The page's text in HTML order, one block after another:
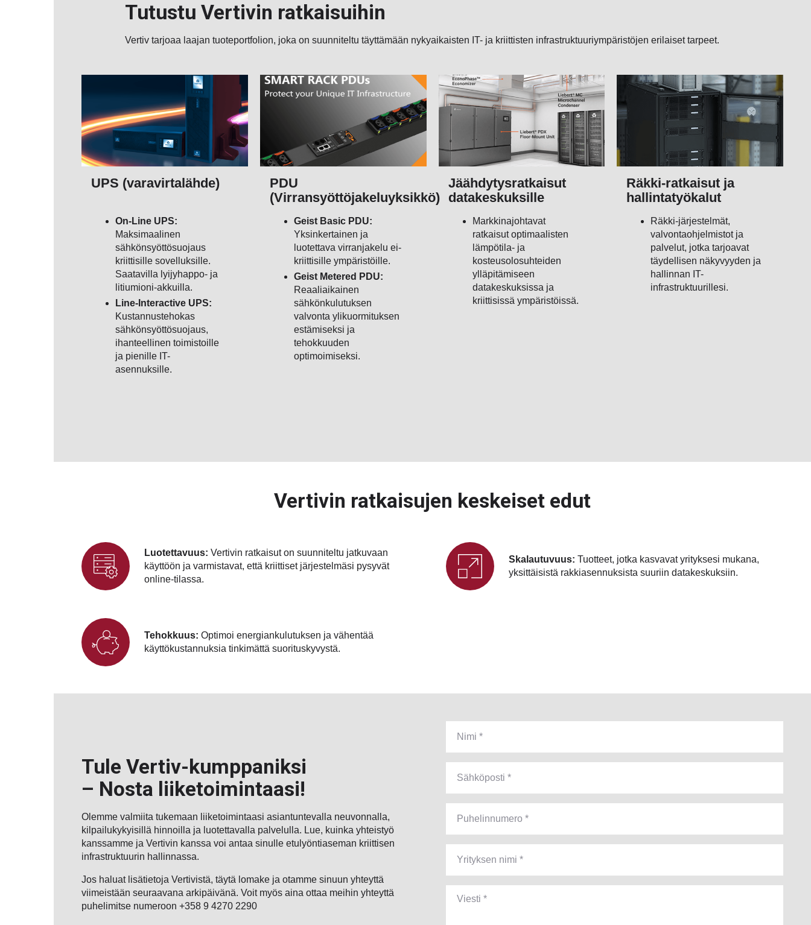
Tutustu Vertivin ratkaisuihin
Vertiv tarjoaa laajan tuoteportfolion, joka on suunniteltu täyttämään nykyaikaisten IT- ja kriittisten infrastruktuuriympäristöjen erilaiset tarpeet.
UPS (varavirtalähde)
On-Line UPS:
Maksimaalinen
sähkönsyöttösuojaus
kriittisille sovelluksille.
Saatavilla lyijyhappo- ja
litiumioni-akkuilla.
Line-Interactive UPS:
Kustannustehokas
sähkönsyöttösuojaus,
ihanteellinen toimistoille
ja pienille IT-
asennuksille.
PDU
(Virransyöttöjakeluyksikkö)
Geist Basic PDU:
Yksinkertainen ja
luotettava virranjakelu ei-
kriittisille ympäristöille.
Geist Metered PDU:
Reaaliaikainen
sähkönkulutuksen
valvonta ylikuormituksen
estämiseksi ja
tehokkuuden
optimoimiseksi.
Jäähdytysratkaisut
datakeskuksille
Markkinajohtavat
ratkaisut optimaalisten
lämpötila- ja
kosteusolosuhteiden
ylläpitämiseen
datakeskuksissa ja
kriittisissä ympäristöissä.
Räkki-ratkaisut ja
hallintatyökalut
Räkki-järjestelmät,
valvontaohjelmistot ja
palvelut, jotka tarjoavat
täydellisen näkyvyyden ja
hallinnan IT-
infrastruktuurillesi.
Vertivin ratkaisujen keskeiset edut
Luotettavuus: Vertivin ratkaisut on suunniteltu jatkuvaan
käyttöön ja varmistavat, että kriittiset järjestelmäsi pysyvät
online-tilassa.
Skalautuvuus:Tuotteet, jotka kasvavat yrityksesi mukana,
yksittäisistä rakkiasennuksista suuriin datakeskuksiin.
Tehokkuus: Optimoi energiankulutuksen ja vähentää
käyttökustannuksia tinkimättä suorituskyvystä.
Tule Vertiv-kumppaniksi
– Nosta liiketoimintaasi!
Olemme valmiita tukemaan liiketoimintaasi asiantuntevalla neuvonnalla,
kilpailukykyisillä hinnoilla ja luotettavalla palvelulla. Lue, kuinka yhteistyö
kanssamme ja Vertivin kanssa voi antaa sinulle etulyöntiaseman kriittisen
infrastruktuurin hallinnassa.
Jos haluat lisätietoja Vertivistä, täytä lomake ja otamme sinuun yhteyttä
viimeistään seuraavana arkipäivänä. Voit myös aina ottaa meihin yhteyttä
puhelimitse numeroon +358 9 4270 2290